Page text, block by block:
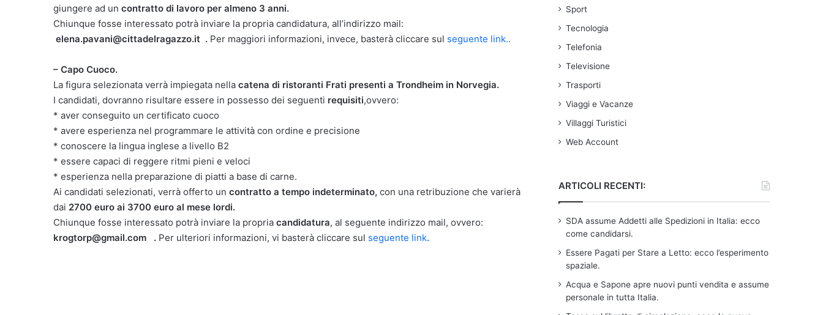
giungere ad un contratto di lavoro per almeno 3 anni.
Chiunque fosse interessato potrà inviare la propria candidatura, all’indirizzo mail:
elena.pavani@cittadelragazzo.it . Per maggiori informazioni, invece, basterà cliccare sul seguente link..
– Capo Cuoco.
La figura selezionata verrà impiegata nella catena di ristoranti Frati presenti a Trondheim in Norvegia.
I candidati, dovranno risultare essere in possesso dei seguenti requisiti,ovvero:
* aver conseguito un certificato cuoco
* avere esperienza nel programmare le attività con ordine e precisione
* conoscere la lingua inglese a livello B2
* essere capaci di reggere ritmi pieni e veloci
* esperienza nella preparazione di piatti a base di carne.
Ai candidati selezionati, verrà offerto un contratto a tempo indeterminato, con una retribuzione che varierà
dai 2700 euro ai 3700 euro al mese lordi.
Chiunque fosse interessato potrà inviare la propria candidatura, al seguente indirizzo mail, ovvero:
krogtorp@gmail.com . Per ulteriori informazioni, vi basterà cliccare sul seguente link.
Sport
Tecnologia
Telefonia
Televisione
Trasporti
Viaggi e Vacanze
Villaggi Turistici
Web Account
ARTICOLI RECENTI:
SDA assume Addetti alle Spedizioni in Italia: ecco
come candidarsi.
Essere Pagati per Stare a Letto: ecco l’esperimento
spaziale.
Acqua e Sapone apre nuovi punti vendita e assume
personale in tutta Italia.